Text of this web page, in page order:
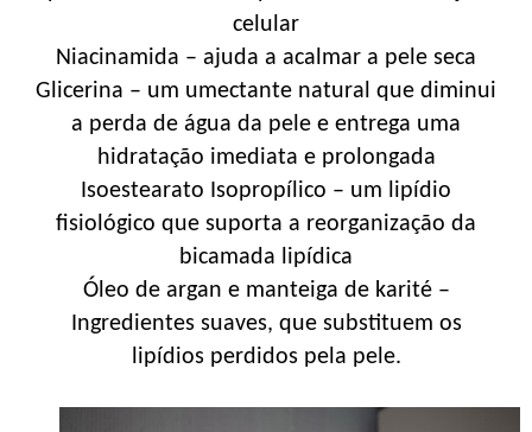
celular
Niacinamida – ajuda a acalmar a pele seca
Glicerina – um umectante natural que diminui
a perda de água da pele e entrega uma
hidratação imediata e prolongada
Isoestearato Isopropílico – um lipídio
fisiológico que suporta a reorganização da
bicamada lipídica
Óleo de argan e manteiga de karité –
Ingredientes suaves, que substituem os
lipídios perdidos pela pele.